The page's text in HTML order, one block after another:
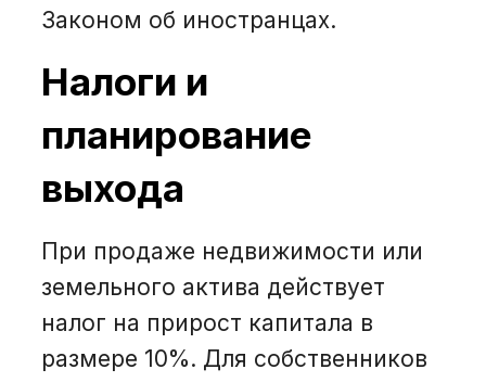
Законом об иностранцах.
Налоги и
планирование
выхода
При продаже недвижимости или
земельного актива действует
налог на прирост капитала в
размере 10%. Для собственников